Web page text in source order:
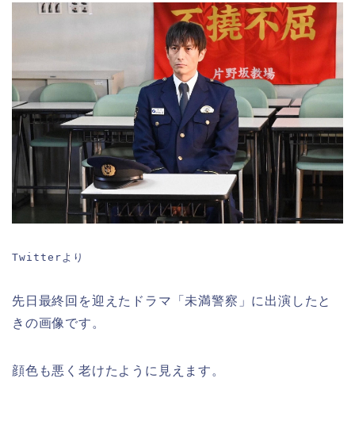
Twitterより
先日最終回を迎えたドラマ「未満警察」に出演したと
きの画像です。
顔色も悪く老けたように見えます。